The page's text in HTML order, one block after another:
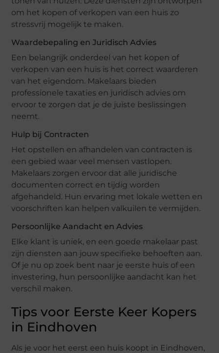
om het kopen of verkopen van een huis zo
stressvrij mogelijk te maken.
Waardebepaling en Juridisch Advies
Een belangrijk onderdeel van het kopen of
verkopen van een huis is het correct waarderen
van het eigendom. Makelaars bieden
professionele taxaties en juridisch advies om
ervoor te zorgen dat je de juiste beslissingen
neemt.
Hulp bij Contracten
Het opstellen en afhandelen van contracten is
een gebied waar veel mensen vastlopen.
Makelaars zorgen ervoor dat alle juridische
documenten correct en tijdig worden
afgehandeld. Hun ervaring met lokale wetten en
voorschriften kan helpen valkuilen te vermijden.
Persoonlijke Aandacht en Advies
Elke klant is uniek, en een goede makelaar past
zijn diensten aan jouw specifieke behoeften aan.
Of je nu op zoek bent naar je eerste huis of een
investering, hun persoonlijke aandacht kan het
verschil maken.
Tips voor Eerste Keer Kopers
in Eindhoven
Als je voor het eerst een huis koopt in Eindhoven,